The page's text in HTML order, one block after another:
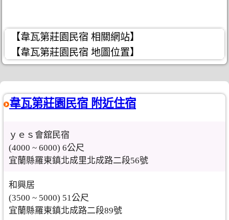
【韋瓦第莊園民宿 相關網站】
【韋瓦第莊園民宿 地圖位置】
韋瓦第莊園民宿 附近住宿
ｙｅｓ會舘民宿
(4000 ~ 6000) 6公尺
宜蘭縣羅東鎮北成里北成路二段56號
和興居
(3500 ~ 5000) 51公尺
宜蘭縣羅東鎮北成路二段89號